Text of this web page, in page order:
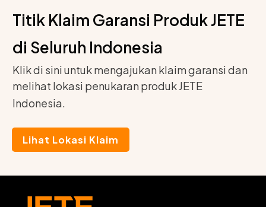
Titik Klaim Garansi Produk JETE
di Seluruh Indonesia
Klik di sini untuk mengajukan klaim garansi dan
melihat lokasi penukaran produk JETE
Indonesia.
Lihat Lokasi Klaim